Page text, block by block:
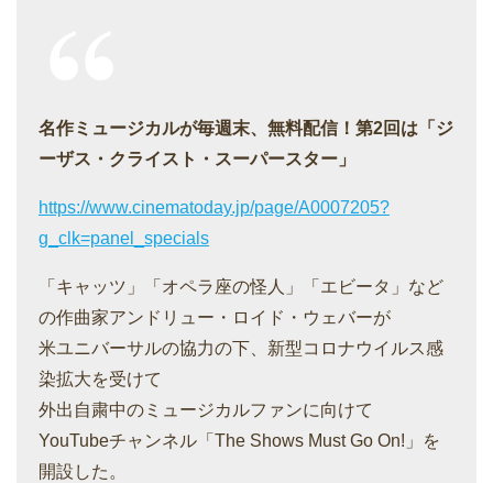
名作ミュージカルが毎週末、無料配信！第2回は「ジ
ーザス・クライスト・スーパースター」
https://www.cinematoday.jp/page/A0007205?
g_clk=panel_specials
「キャッツ」「オペラ座の怪人」「エビータ」など
の作曲家アンドリュー・ロイド・ウェバーが
米ユニバーサルの協力の下、新型コロナウイルス感
染拡大を受けて
外出自粛中のミュージカルファンに向けて
YouTubeチャンネル「The Shows Must Go On!」を
開設した。